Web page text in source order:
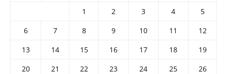
1 2 3 4
5
6
7 8 9 10 11
12
13
14 15 16 17 18
19
20
21 22 23 24 25
26